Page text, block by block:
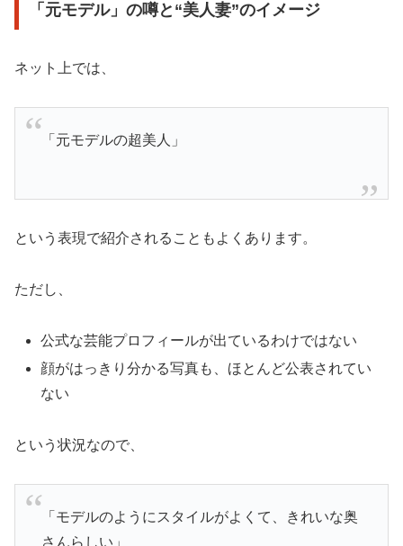
「元モデル」の噂と“美人妻”のイメージ
ネット上では、
「元モデルの超美人」
という表現で紹介されることもよくあります。
ただし、
公式な芸能プロフィールが出ているわけではない
顔がはっきり分かる写真も、ほとんど公表されてい
ない
という状況なので、
「モデルのようにスタイルがよくて、きれいな奥
さんらしい」